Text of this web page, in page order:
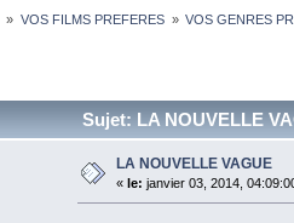
» VOS FILMS PREFERES » VOS GENRES
Sujet: LA NOUVELLE
LA NOUVELLE VAGUE
« le: janvier 03, 2014,